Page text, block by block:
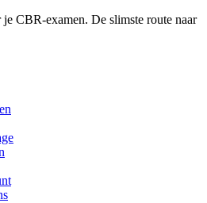
CBR-examen. De slimste route naar